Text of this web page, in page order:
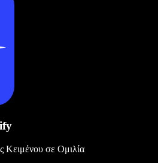
Κειμένου σε Ομιλία